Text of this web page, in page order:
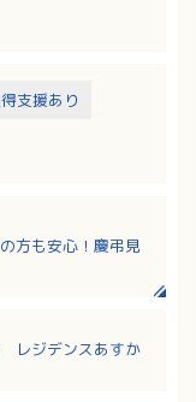
支援あり
方も安心！慶弔見
ホ－ル、さまざま
レジデンスあすか